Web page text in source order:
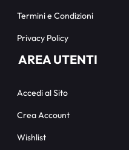
Termini e Condizioni
Privacy Policy
AREA UTENTI
Accedi al Sito
Crea Account
Wishlist